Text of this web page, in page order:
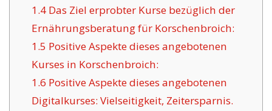
1.4Das Ziel erprobter Kurse bezüglich der
Ernährungsberatung für Korschenbroich:
1.5 Positive Aspekte dieses angebotenen
Kurses in Korschenbroich:
1.6 Positive Aspekte dieses angebotenen
Digitalkurses: Vielseitigkeit, Zeitersparnis.